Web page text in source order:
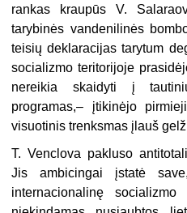
rankas kraupūs V.
tarybinės vandenilinės
teisių deklaracijas tarytum
socializmo teritorijoje
nereikia skaidyti į
programas,– įtikinėjo
visuotinis trenksmas įlauš
T. Venclova pakluso
Jis ambicingai įstatė
internacionalinę